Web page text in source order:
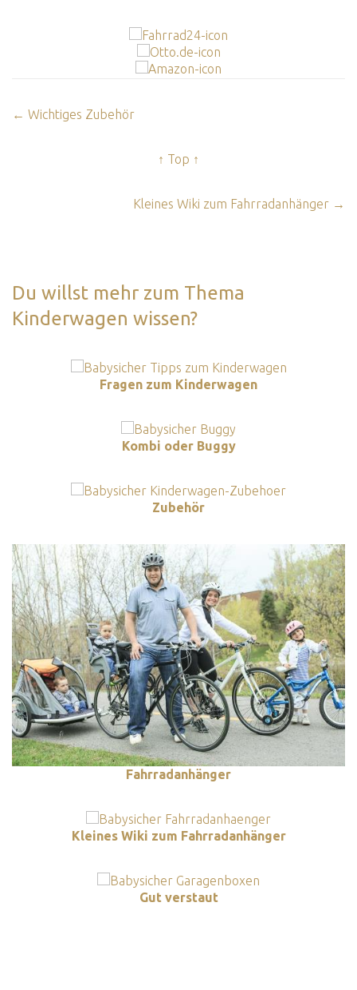
← Wichtiges Zubehör
↑ Top ↑
Kleines Wiki zum Fahrradanhänger →
Du willst mehr zum Thema
Kinderwagen wissen?
Fragen zum Kinderwagen
Kombi oder Buggy
Zubehör
Fahrradanhänger
Kleines Wiki zum Fahrradanhänger
Gut verstaut